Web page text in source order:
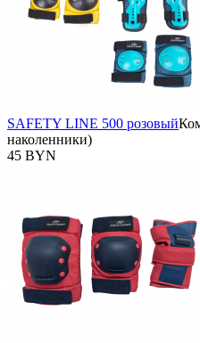
SAFETY LINE 500 розовый
наколенники)
45 BYN